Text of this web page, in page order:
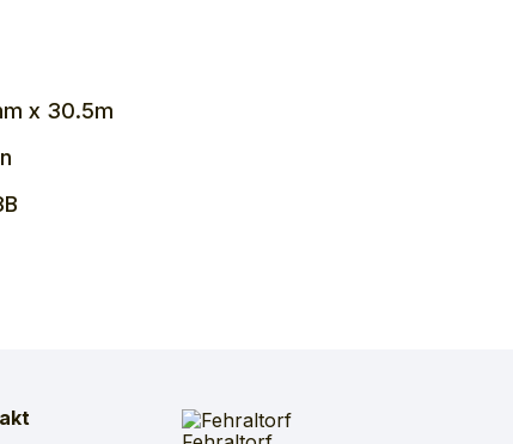
x 30.5m